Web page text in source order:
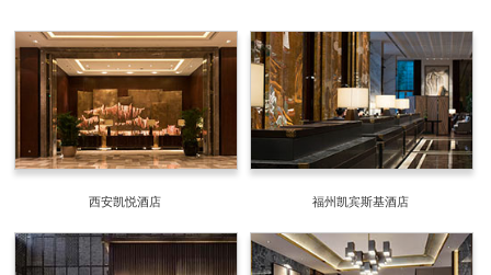
西安凯悦酒店 福州凯宾斯基酒店